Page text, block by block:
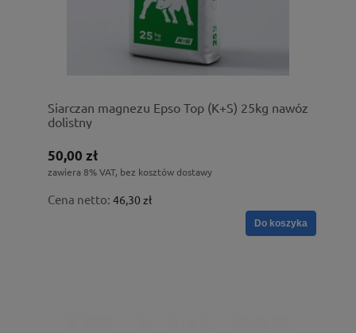
Siarczan magnezu Epso Top (K+S) 25kg nawóz
dolistny
50,00 zł
zawiera 8% VAT, bez kosztów dostawy
Cena netto: 46,30 zł
Do koszyka